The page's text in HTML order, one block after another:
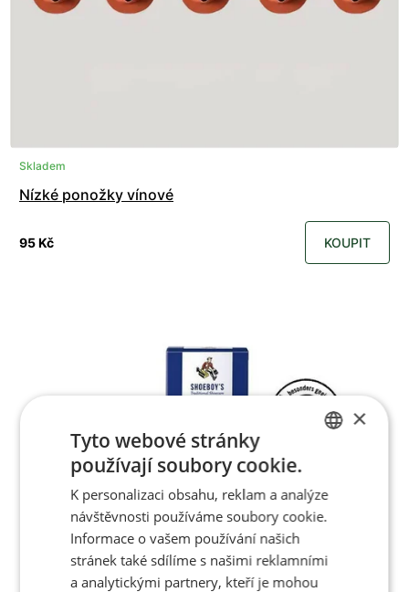
Skladem
Nízké ponožky vínové
95 Kč KOUPIT
ENGLISH
×
Tyto webové stránky
používají soubory cookie.
K personalizaci obsahu, reklam a analýze
návštěvnosti používáme soubory cookie.
Informace o vašem používání našich
stránek také sdílíme s našimi reklamními
a analytickými partnery, kteří je mohou